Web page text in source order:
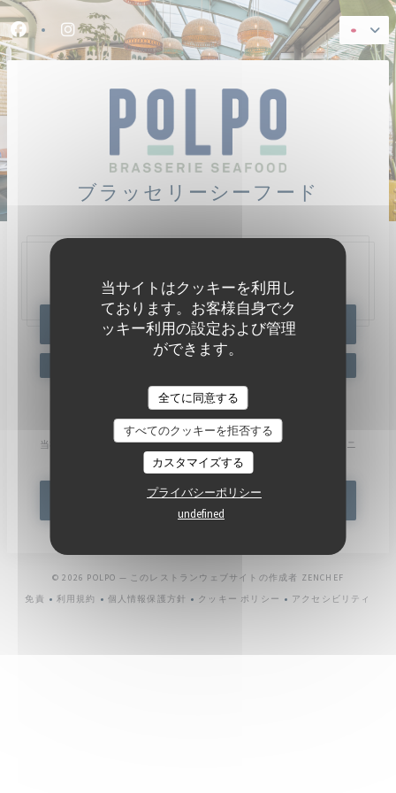
クッキー利用の管理について
当サイトはクッキーを利用し
ております。お客様自身でク
ッキー利用の設定および管理
ができます。
全てに同意する
すべてのクッキーを拒否する
カスタマイズする
プライバシーポリシー
undefined
Facebook ((新しいウィンドウで開きます))
Instagram ((新しいウィンドウで開きます))
ブラッセリーシーフード
47, Quai Charles Pasqua, 92300 Levallois-Perret
予約
ニュースレター*
当社のニュースレターを購読し、当社からのEメールによる個別コミュニ
ケーションやマーケティングオファーを受け取る。
登録する
© 2026 POLPO — このレストランウェブサイトの作成者 ZENCHEF
免責
利用規約
個人情報保護方針
クッキー ポリシー
アクセシビリティ